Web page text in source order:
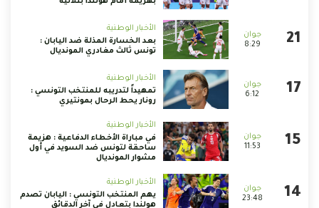
8:29
الأخبار الوطنية
بعد الخسارة المذلة ضد اليابان :
تونس ثالث مغادري المونديال
6:12
الأخبار الوطنية
تمهيداً لتدريبه للمنتخب التونسي :
رونار يحط الرحال بمونتيري
11:53
الأخبار الوطنية
في مباراة الأخطاء الدفاعية : هزيمة
ساحقة لتونس ضد السويد في أول
مشوار المونديال
23:48
الأخبار الوطنية
يهم المنتخب التونسي : اليابان تصدم
هولندا بتعادل في آخر الدقائق